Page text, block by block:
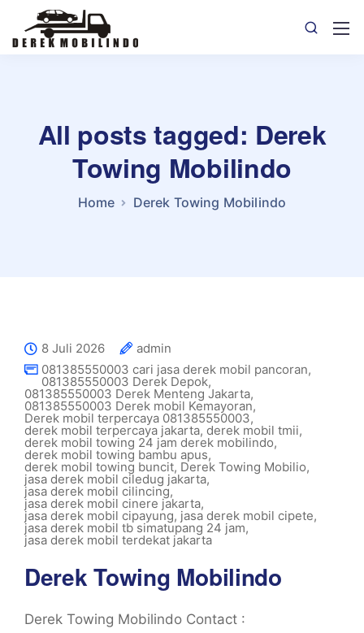
All posts tagged: Derek
Towing Mobilindo
Home Derek Towing Mobilindo
8 Juli 2026
admin
081385550003 cari jasa derek mobil pancoran,
081385550003 Derek Depok,
081385550003 Derek Menteng Jakarta,
081385550003 Derek mobil Kemayoran,
Derek mobil terpercaya 081385550003,
derek mobil terpercaya jakarta, derek mobil tmii,
derek mobil towing 24 jam derek mobilindo,
derek mobil towing bambu apus,
derek mobil towing buncit, Derek Towing Mobilio,
jasa derek mobil ciledug jakarta,
jasa derek mobil cilincing,
jasa derek mobil cinere jakarta,
jasa derek mobil cipayung, jasa derek mobil cipete,
jasa derek mobil tb simatupang 24 jam,
jasa derek mobil terdekat jakarta
Derek Towing Mobilindo
Derek Towing Mobilindo Contact :